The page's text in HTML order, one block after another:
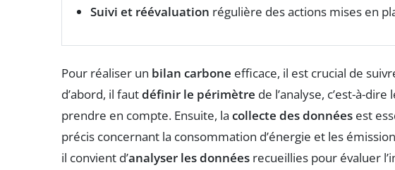
Suivi et réévaluation régulière des actions mises en
Pour réaliser un bilan carbone efficace, il est crucial de
d’abord, il fautdéfinir le périmètre de l’analyse, c’est-à-
prendre en compte. Ensuite, la collecte des données est
précis concernant la consommation d’énergie et les
il convient d’analyser les données recueillies pour évaluer